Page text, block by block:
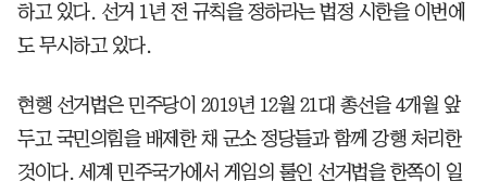
하고 있다. 선거 1년 전 규칙을 정하라는 법정 시한을 이번에
도 무시하고 있다.
현행 선거법은 민주당이 2019년 12월 21대 총선을 4개월 앞
두고 국민의힘을 배제한 채 군소 정당들과 함께 강행 처리한
것이다. 세계 민주국가에서 게임의 룰인 선거법을 한쪽이 일